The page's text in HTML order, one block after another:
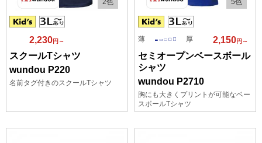
2,230円～
スクールTシャツ
wundou P220
名前タグ付きのスクールTシャツ
薄 厚 2,150円～
セミオープンベースボール
シャツ
wundou P2710
胸にも大きくプリントが可能なベー
スボールTシャツ